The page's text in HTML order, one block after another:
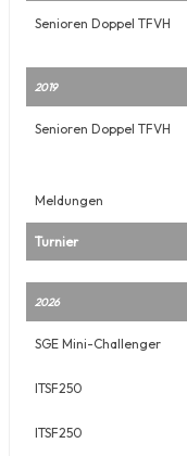
Senioren Doppel TFVH
2019
Senioren Doppel TFVH
Meldungen
Turnier
2026
SGE Mini-Challenger
ITSF250
ITSF250